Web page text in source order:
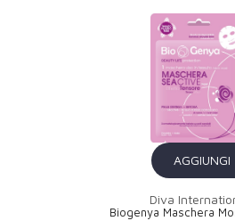
AGGIUNGI
Diva
Biogenya Maschera